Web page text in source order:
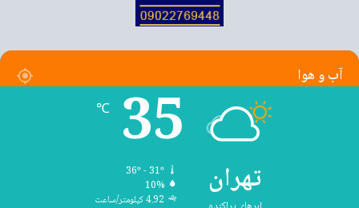
آب و هوا
تهران
35
℃
36º - 31º
10%
4.92 کیلومتر/ساعت